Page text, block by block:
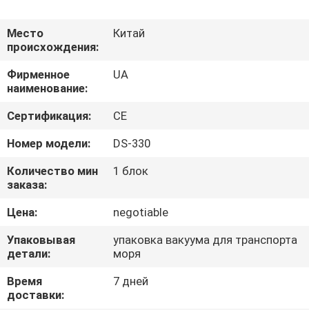
НАС
ПУТЕШЕСТВИЕ
ФАБРИКИ
ПРОВЕРКА
КАЧЕСТВА
СВЯЖИТЕСЬ
МЫ
НОВОСТИ
Место
происхождения:
Китай
Фирменное
наименование:
UA
Сертификация:
CE
Номер модели:
DS-330
Количество мин
заказа:
1 блок
Цена:
negotiable
Упаковывая
детали:
упаковка вакуума для транспорта
моря
Время
доставки:
7 дней